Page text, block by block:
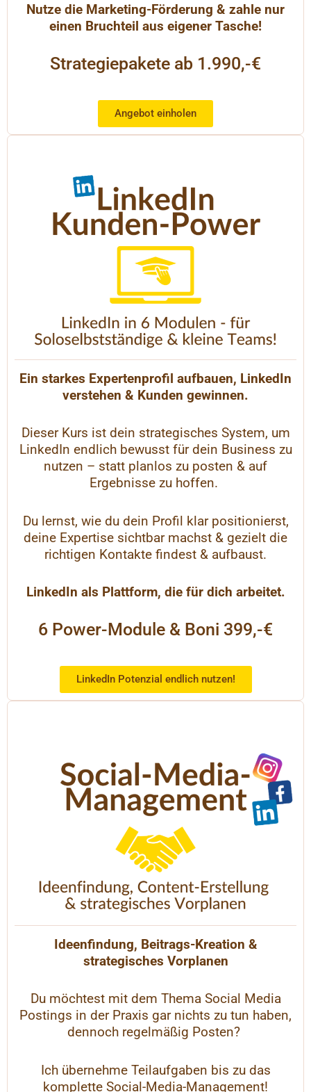
Nutze die Marketing-Förderung & zahle nur
einen Bruchteil aus eigener Tasche!
Strategiepakete ab 1.990,-€
Angebot einholen
Ein starkes Expertenprofil aufbauen, LinkedIn
verstehen & Kunden gewinnen.
Dieser Kurs ist dein strategisches System, um
LinkedIn endlich bewusst für dein Business zu
nutzen – statt planlos zu posten & auf
Ergebnisse zu hoffen.
Du lernst, wie du dein Profil klar positionierst,
deine Expertise sichtbar machst & gezielt die
richtigen Kontakte findest & aufbaust.
LinkedIn als Plattform, die für dich arbeitet.
6 Power-Module & Boni 399,-€
LinkedIn Potenzial endlich nutzen!
Ideenfindung, Beitrags-Kreation &
strategisches Vorplanen
Du möchtest mit dem Thema Social Media
Postings in der Praxis gar nichts zu tun haben,
dennoch regelmäßig Posten?
Ich übernehme Teilaufgaben bis zu das
komplette Social-Media-Management!